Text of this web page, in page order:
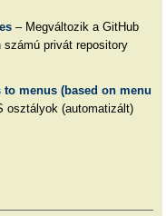
– Megváltozik a GitHub
privát repository
menus (based on menu
osztályok (automatizált)